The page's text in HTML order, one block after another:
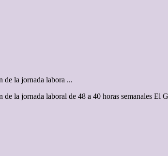
de la jornada labora ...
la jornada laboral de 48 a 40 horas semanales El